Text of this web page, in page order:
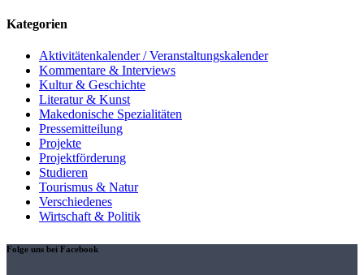
Kategorien
Aktivitätenkalender / Veranstaltungskalender
Kommentare & Interviews
Kultur & Geschichte
Literatur & Kunst
Makedonische Spezialitäten
Pressemitteilung
Projekte
Projektförderung
Studieren
Tourismus & Natur
Verschiedenes
Wirtschaft & Politik
Folge uns bei Facebook